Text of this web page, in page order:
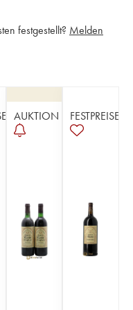
festgestellt? Melden
AUKTION FESTPREISE